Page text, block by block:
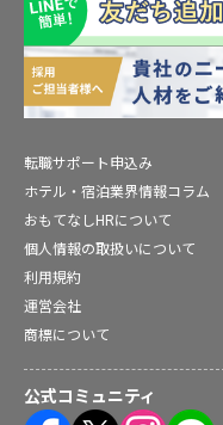
転職サポート申込み
ホテル・宿泊業界情報コラム
おもてなしHRについて
個人情報の取扱いについて
利用規約
運営会社
商標について
公式コミュニティ